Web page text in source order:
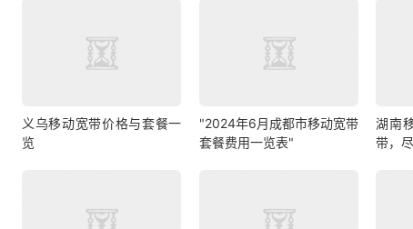
义乌移动宽带价格与套餐一
览
"2024年6月成都市移动宽带
套餐费用一览表"
湖南
带，